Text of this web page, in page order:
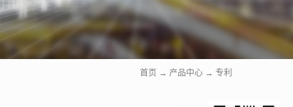
首页 → 产品中心 → 专利